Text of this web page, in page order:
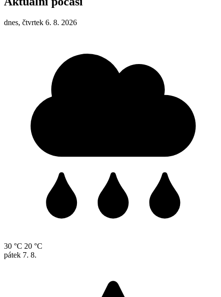
dnes, čtvrtek 6. 8. 2026
30 °C 20 °C
pátek 7. 8.